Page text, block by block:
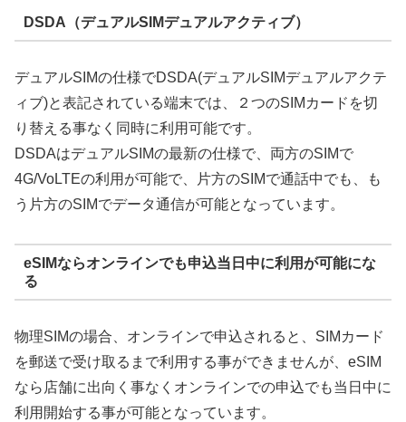
DSDA（デュアルSIMデュアルアクティブ）
デュアルSIMの仕様でDSDA(デュアルSIMデュアルアクテ
ィブ)と表記されている端末では、２つのSIMカードを切
り替える事なく同時に利用可能です。
DSDAはデュアルSIMの最新の仕様で、両方のSIMで
4G/VoLTEの利用が可能で、片方のSIMで通話中でも、も
う片方のSIMでデータ通信が可能となっています。
eSIMならオンラインでも申込当日中に利用が可能にな
る
物理SIMの場合、オンラインで申込されると、SIMカード
を郵送で受け取るまで利用する事ができませんが、eSIM
なら店舗に出向く事なくオンラインでの申込でも当日中に
利用開始する事が可能となっています。